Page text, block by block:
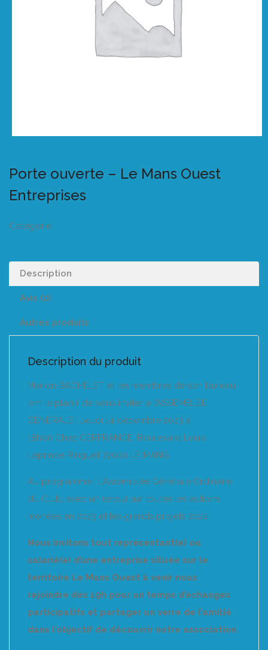
Porte ouverte – Le Mans Ouest
Entreprises
Catégorie :
Description
Avis (0)
Autres produits
Description du produit
Marion BACHELET et les membres de son bureau
ont le plaisir de vous inviter à l’ASSEMBLÉE
GÉNÉRALE : Jeudi 14 décembre 2023 à
18h00 Chez CERFRANCE, Boulevard Louis
Leprince Ringuet 72000 LE MANS.
Au programme : L’Assemblée Générale Ordinaire
du Club, avec un retour sur toutes les actions
menées en 2023 et les grands projets 2024.
Nous invitons tout représentant(e) ou
salarié(e) d’une entreprise située sur le
territoire Le Mans Ouest à venir nous
rejoindre dès 19h pour un temps d’échanges
participatifs et partager un verre de l’amitié
dans l’objectif de découvrir notre association.